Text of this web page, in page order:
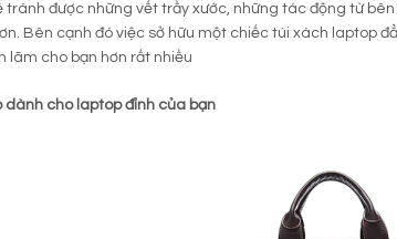
tránh được những vết trầy xước, những tác động từ
Bên cạnh đó việc sở hữu một chiếc túi xách laptop
lãm cho bạn hơn rất nhiều
dành cho laptop đỉnh của bạn